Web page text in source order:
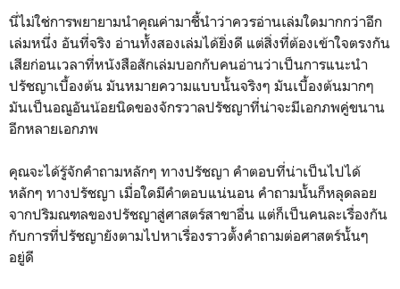
นี่ไม่ใช่การพยายามนำคุณค่ามาชี้นำว่าควรอ่านเล่มใดมากกว่าอีก
เล่มหนึ่ง อันที่จริง อ่านทั้งสองเล่มได้ยิ่งดี แต่สิ่งที่ต้องเข้าใจตรงกัน
เสียก่อนเวลาที่หนังสือสักเล่มบอกกับคนอ่านว่าเป็นการแนะนำ
ปรัชญาเบื้องต้น มันหมายความแบบนั้นจริงๆ มันเบื้องต้นมากๆ
มันเป็นอณูอันน้อยนิดของจักรวาลปรัชญาที่น่าจะมีเอกภพคู่ขนาน
อีกหลายเอกภพ
คุณจะได้รู้จักคำถามหลักๆ ทางปรัชญา คำตอบที่น่าเป็นไปได้
หลักๆ ทางปรัชญา เมื่อใดมีคำตอบแน่นอน คำถามนั้นก็หลุดลอย
จากปริมณฑลของปรัชญาสู่ศาสตร์สาขาอื่น แต่ก็เป็นคนละเรื่องกัน
กับการที่ปรัชญายังตามไปหาเรื่องราวตั้งคำถามต่อศาสตร์นั้นๆ
อยู่ดี